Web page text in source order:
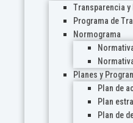
Transparencia y
Programa de
Normograma
Planes y
Plan de
Plan
Plan de